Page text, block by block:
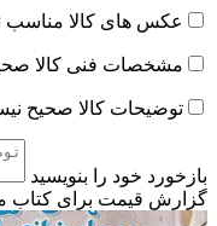
عکس های کالا
مشخصات فنی کالا
توضیحات کالا صحیح
بازخورد خود را بنویسید
گزارش قیمت برای کتاب